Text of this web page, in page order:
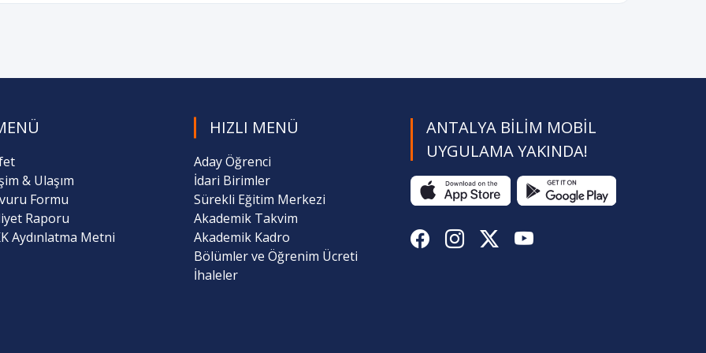
& Ulaşım
Formu
Raporu
Aydınlatma Metni
HIZLI MENÜ
Aday Öğrenci
İdari Birimler
Sürekli Eğitim Merkezi
Akademik Takvim
Akademik Kadro
Bölümler ve Öğrenim Ücreti
İhaleler
ANTALYA BILIM MOBIL
UYGULAMA YAKINDA!